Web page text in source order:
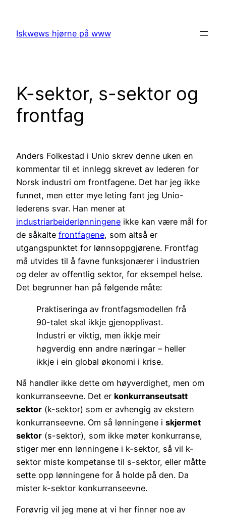
content
Iskwews hjørne på www
K-sektor, s-sektor og
frontfag
Anders Folkestad i Unio skrev denne uken en
kommentar til et innlegg skrevet av lederen for
Norsk industri om frontfagene. Det har jeg ikke
funnet, men etter mye leting fant jeg Unio-
lederens svar. Han mener at
industriarbeiderlønningene ikke kan være mål for
de såkalte frontfagene, som altså er
utgangspunktet for lønnsoppgjørene. Frontfag
må utvides til å favne funksjonærer i industrien
og deler av offentlig sektor, for eksempel helse.
Det begrunner han på følgende måte:
Praktiseringa av frontfagsmodellen frå
90-talet skal ikkje gjenopplivast.
Industri er viktig, men ikkje meir
høgverdig enn andre næringar – heller
ikkje i ein global økonomi i krise.
Nå handler ikke dette om høyverdighet, men om
konkurranseevne. Det er konkurranseutsatt
sektor (k-sektor) som er avhengig av ekstern
konkurranseevne. Om så lønningene i skjermet
sektor (s-sektor), som ikke møter konkurranse,
stiger mer enn lønningene i k-sektor, så vil k-
sektor miste kompetanse til s-sektor, eller måtte
sette opp lønningene for å holde på den. Da
mister k-sektor konkurranseevne.
Forøvrig vil jeg mene at vi her finner noe av